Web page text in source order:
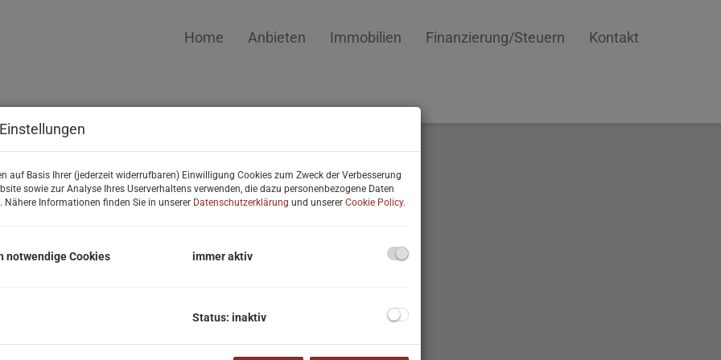
Home Anbieten Immobilien Finanzierung/Steuern Kontakt
10/3
real.at
auf Basis Ihrer (jederzeit widerrufbaren) Einwilligung Cookies zum Zweck der Verbesserung
sowie zur Analyse Ihres Userverhaltens verwenden, die dazu personenbezogene Daten
Nähere Informationen finden Sie in unserer Datenschutzerklärung und unserer Cookie Policy.
notwendige Cookies immer aktiv
Status: inaktiv